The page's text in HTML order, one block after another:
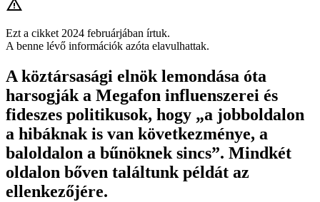
Ezt a cikket 2024 februárjában írtuk.
A benne lévő információk azóta elavulhattak.
A köztársasági elnök lemondása óta
harsogják a Megafon influenszerei és
fideszes politikusok, hogy „a jobboldalon
a hibáknak is van következménye, a
baloldalon a bűnöknek sincs”. Mindkét
oldalon bőven találtunk példát az
ellenkezőjére.